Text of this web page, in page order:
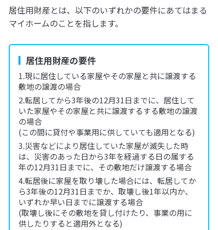
居住用財産とは、以下のいずれかの要件にあてはまる
マイホームのことを指します。
居住用財産の要件
現に居住している家屋やその家屋と共に譲渡する
敷地の譲渡の場合
転居してから3年後の12月31日までに、居住して
いた家屋やその家屋と共に譲渡するする敷地の譲渡
の場合
(この間に貸付や事業用に供していても適用となる)
災害などにより居住していた家屋が滅失した時
は、災害のあった日から3年を経過する日の属する
年の12月31日までに、その敷地だけ譲渡する場合
転居後に家屋を取り壊した場合には、転居してか
ら3年後の12月31日までか、取壊し後1年以内か、
いずれか早い日までに譲渡する場合
(取壊し後にその敷地を貸し付けたり、事業の用に
供したりすると適用外となる)